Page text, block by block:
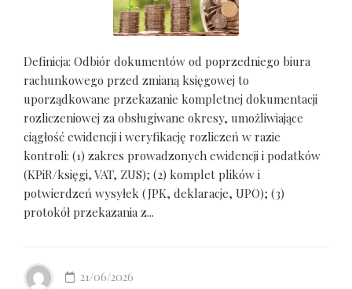
Definicja: Odbiór dokumentów od poprzedniego biura
rachunkowego przed zmianą księgowej to
uporządkowane przekazanie kompletnej dokumentacji
rozliczeniowej za obsługiwane okresy, umożliwiające
ciągłość ewidencji i weryfikację rozliczeń w razie
kontroli: (1) zakres prowadzonych ewidencji i podatków
(KPiR/księgi, VAT, ZUS); (2) komplet plików i
potwierdzeń wysyłek (JPK, deklaracje, UPO); (3)
protokół przekazania z...
21/06/2026